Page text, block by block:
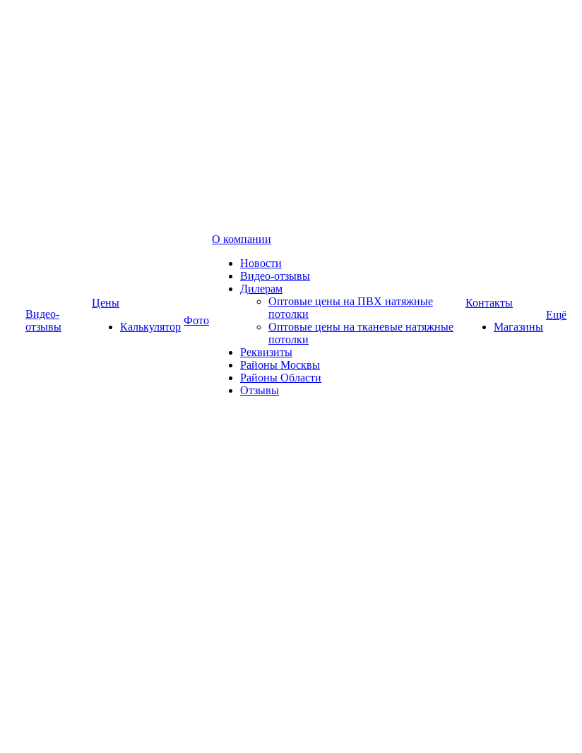
Видео-
отзывы
Цены
Калькулятор
Фото
О компании
Новости
Видео-отзывы
Дилерам
Оптовые цены на ПВХ натяжные
потолки
Оптовые цены на тканевые натяжные
потолки
Реквизиты
Районы Москвы
Районы Области
Отзывы
Контакты
Магазины
Ещё